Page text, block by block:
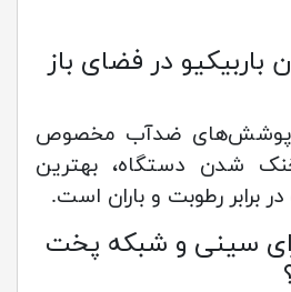
باربیکیو در فضای باز
و پوشش‌های ضدآب مخصوص
شدن دستگاه، بهترین
برابر رطوبت و باران است.
سینی و شبکه پخت